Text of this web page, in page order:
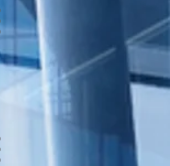
6件の記事
7件の記事
6件の記事
2件の記事
4件の記事
2件の記事